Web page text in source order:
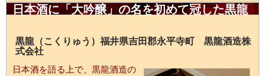
日本酒に「大吟醸」の名を初めて冠した黒龍
黒龍（こくりゅう）福井県吉田郡永平寺町 黒龍酒造株
式会社
日本酒を語る上で、黒龍酒造の